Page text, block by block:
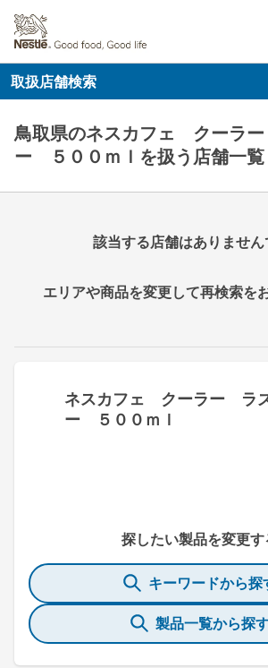
取扱店舗検索
鳥取県のネスカフェ クーラ
ー ５００ｍｌを扱う店舗一覧
ネスカフェ クーラー ラ
ー ５００ｍｌ
探したい製品を変更す
キーワードから探
製品一覧から探
該当する店舗はありません
エリアや商品を変更して再検索を